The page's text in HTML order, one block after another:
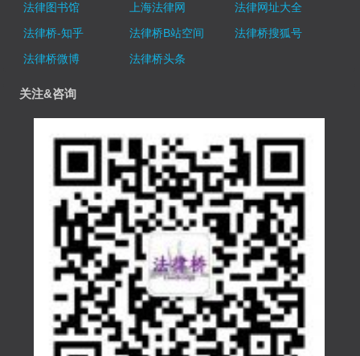
法律图书馆 上海法律网
法律网址大全
法律桥-知乎
法律桥B站空间
法律桥搜狐号
法律桥微博
法律桥头条
关注&咨询